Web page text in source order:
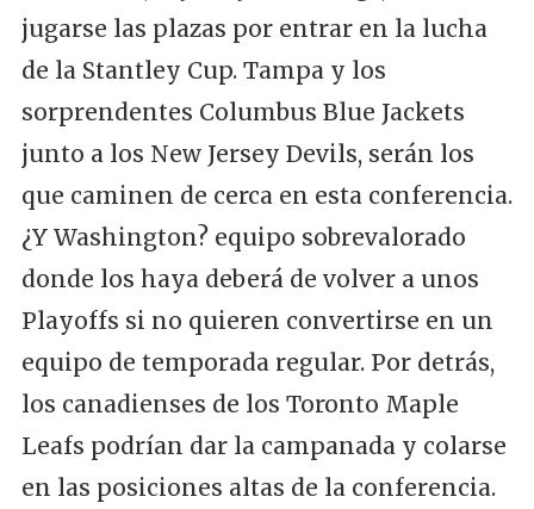
jugarse las plazas por entrar en la lucha
de la Stantley Cup. Tampa y los
sorprendentes Columbus Blue Jackets
junto a los New Jersey Devils, serán los
que caminen de cerca en esta conferencia.
¿Y Washington? equipo sobrevalorado
donde los haya deberá de volver a unos
Playoffs si no quieren convertirse en un
equipo de temporada regular. Por detrás,
los canadienses de los Toronto Maple
Leafs podrían dar la campanada y colarse
en las posiciones altas de la conferencia.